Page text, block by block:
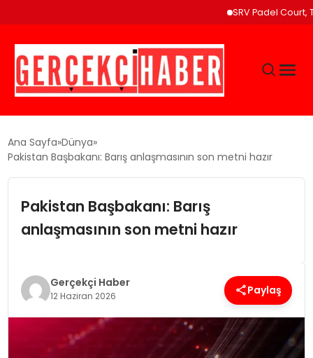
SRV Padel Court,
GÜNCEL
EĞITIM
EKONOMI
SAĞLIK
Ana Sayfa Dünya
Pakistan Başbakanı: Barış anlaşmasının son metni hazır
Pakistan Başbakanı: Barış
anlaşmasının son metni hazır
Gerçekçi Haber
12 Haziran 2026 Paylaş